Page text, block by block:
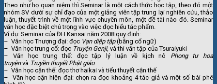
Theo như họ quan niệm thì Seminar là một cách thức học tập, theo đó một
nhóm SV dưới sự chỉ đạo của một giảng viên tập trung lại nghiên cứu, thảo
luận, thuyết trình về một lĩnh vực chuyên môn, một đề tài nào đó. Seminar
văn học đặc biệt chú trọng vào việc đọc hiểu tác phẩm.
Ví dụ: Seminar của ĐH Kansai năm 2008 quy định:
– Văn học Thượng đại: đọc Vạn diệp tập(bằng cổ ngữ)
– Văn học trung cổ: đọc Truyện Genji, và thi văn tập của Tsuraiyuki
– Văn học trung thế: đọc tập lý luận về kịch nô Phong tư hoa
truyệnvà Truyền thuyết Phật giáo
– Văn học cận thế: đọc thơ haikai và tiểu thuyết cận thế
– Văn học cận hiện đại: chọn ra đọc khoảng 4 tác giả và một số bài phê